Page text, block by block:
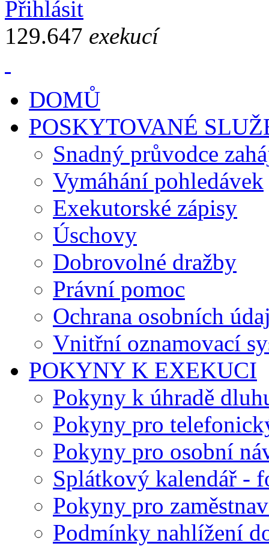
Přihlásit
129.647 exekucí
DOMŮ
POSKYTOVANÉ
Snadný průvodce
Vymáhání pohledávek
Exekutorské zápisy
Úschovy
Dobrovolné dražby
Právní pomoc
Ochrana osobních
Vnitřní oznamovací
POKYNY K EXEKUCI
Pokyny k úhradě
Pokyny pro
Pokyny pro osobní
Splátkový kalendář -
Pokyny pro
Podmínky nahlížení